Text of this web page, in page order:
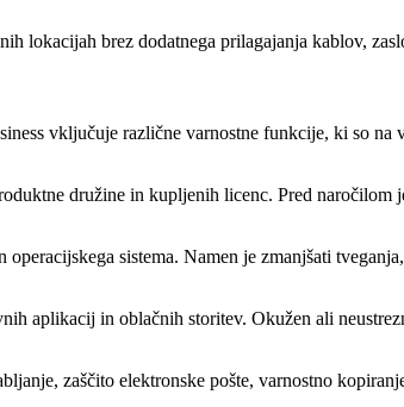
lokacijah brez dodatnega prilagajanja kablov,
vključuje različne varnostne funkcije, ki so na
družine in kupljenih licenc. Pred naročilom
sistema. Namen je zmanjšati
aplikacij in oblačnih storitev. Okužen ali
zaščito elektronske pošte, varnostno